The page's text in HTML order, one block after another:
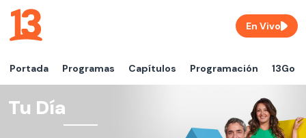
Portada Programas Capítulos Programación 13Go
En Vivo
Tu Día